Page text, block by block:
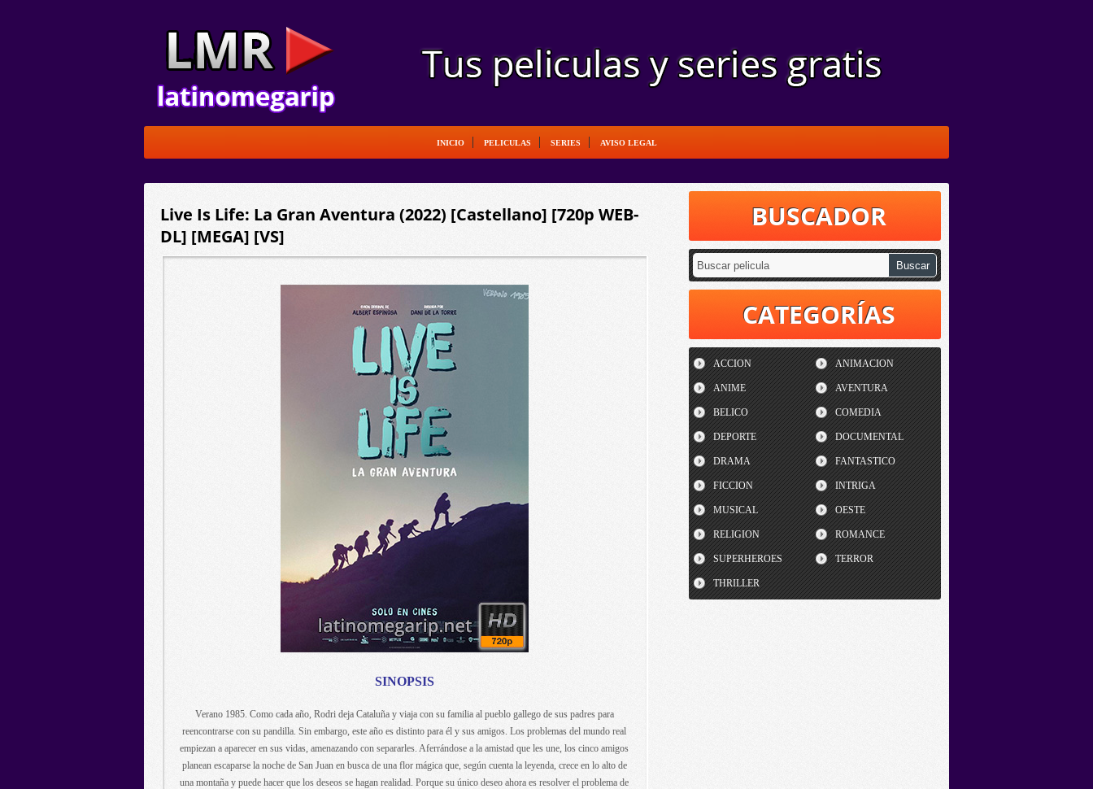
INICIO PELICULAS SERIES AVISO LEGAL
Live Is Life: La Gran Aventura (2022) [Castellano] [720p WEB-
DL] [MEGA] [VS]
SINOPSIS
Verano 1985. Como cada año, Rodri deja Cataluña y viaja con su familia al pueblo gallego de sus padres para
reencontrarse con su pandilla. Sin embargo, este año es distinto para él y sus amigos. Los problemas del mundo real
empiezan a aparecer en sus vidas, amenazando con separarles. Aferrándose a la amistad que les une, los cinco amigos
planean escaparse la noche de San Juan en busca de una flor mágica que, según cuenta la leyenda, crece en lo alto de
una montaña y puede hacer que los deseos se hagan realidad. Porque su único deseo ahora es resolver el problema de
BUSCADOR
CATEGORÍAS
ACCION ANIMACION
ANIME AVENTURA
BELICO COMEDIA
DEPORTE DOCUMENTAL
DRAMA FANTASTICO
FICCION INTRIGA
MUSICAL OESTE
RELIGION ROMANCE
SUPERHEROES TERROR
THRILLER